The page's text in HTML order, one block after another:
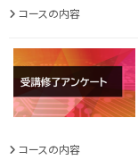
コースの内容
コースの内容